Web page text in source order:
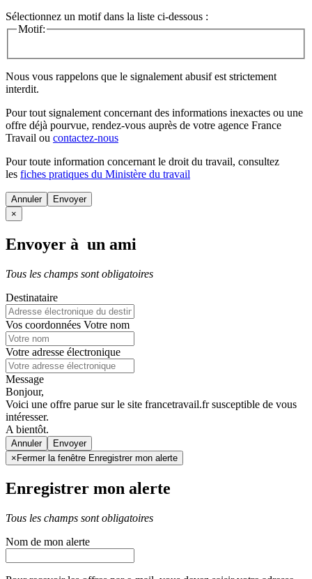
Sélectionnez un motif dans la liste ci-dessous :
Motif:
Nous vous rappelons que le signalement abusif est strictement
interdit.
Pour tout signalement concernant des informations inexactes ou une
offre déjà pourvue, rendez-vous auprès de votre agence France
Travail ou contactez-nous
Pour toute information concernant le droit du travail, consultez
les fiches pratiques du Ministère du travail
Annuler
×
Envoyer à un ami
Tous les champs sont obligatoires
Destinataire
Vos coordonnées Votre nom
Votre adresse électronique
Message
Bonjour,
Voici une offre parue sur le site francetravail.fr susceptible de vous
intéresser.
A bientôt.
Annuler
× Fermer la fenêtre Enregistrer mon alerte
Enregistrer mon alerte
Tous les champs sont obligatoires
Nom de mon alerte